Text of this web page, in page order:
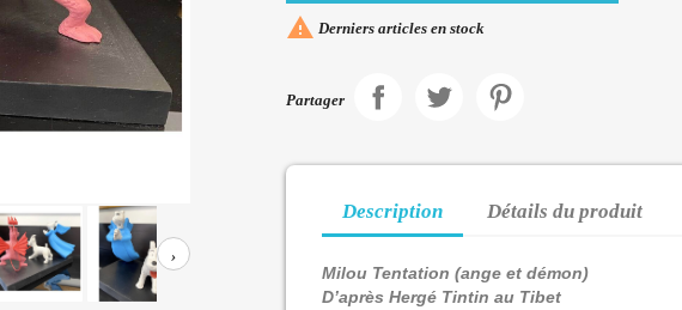
›
 Derniers articles en stock
Partager
Description Détails du produit
Milou Tentation (ange et démon)
D’après Hergé Tintin au Tibet